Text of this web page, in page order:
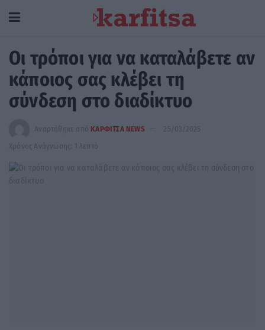
Οι τρόποι για να καταλάβετε αν
κάποιος σας κλέβει τη
σύνδεση στο διαδίκτυο
Αναρτήθηκε από ΚΑΡΦΙΤΣΑ NEWS
25/03/2025
Χρόνος Ανάγνωσης: 1 λεπτό